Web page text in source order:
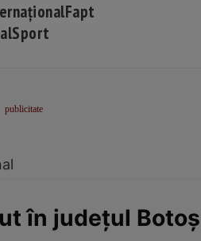
Fapt
Sport
în județul